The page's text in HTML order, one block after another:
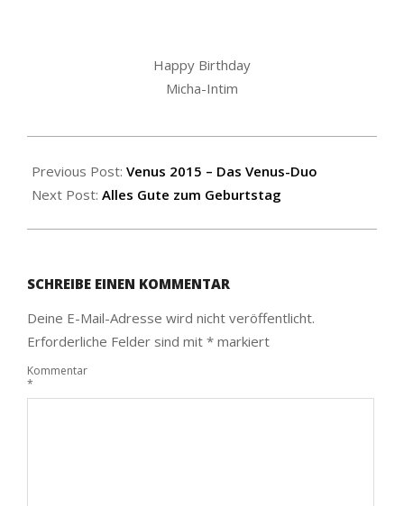
Happy Birthday
Micha-Intim
08-
06
Previous Post: Venus 2015 – Das Venus-Duo
Next Post: Alles Gute zum Geburtstag
SCHREIBE EINEN KOMMENTAR
Deine E-Mail-Adresse wird nicht veröffentlicht.
Erforderliche Felder sind mit * markiert
Kommentar
*